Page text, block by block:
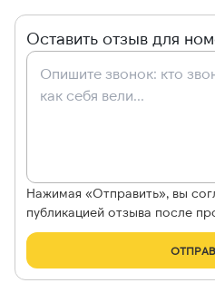
Оставить отзыв для
Нажимая «Отправить», вы
публикацией отзыва после